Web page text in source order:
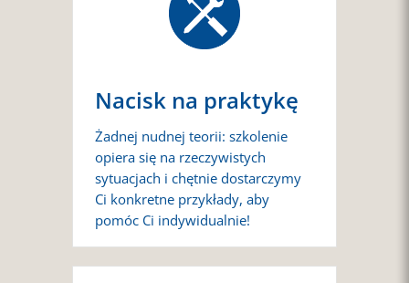
Nacisk na praktykę
Żadnej nudnej teorii: szkolenie
opiera się na rzeczywistych
sytuacjach i chętnie dostarczymy
Ci konkretne przykłady, aby
pomóc Ci indywidualnie!